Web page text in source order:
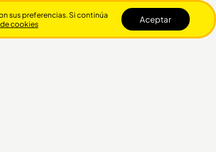
sus preferencias. Si continúa
cookies Aceptar